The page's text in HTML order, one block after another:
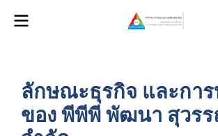
ลักษณะธุรกิจ และการ
ของ พีพีพี พัฒนา สุวร